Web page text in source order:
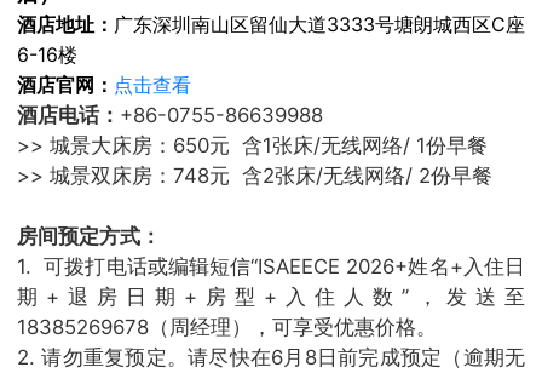
酒店地址： 广东深圳南山区留仙大道3333号塘朗城西区C座
6-16楼
酒店官网： 点击查看
酒店电话： +86-0755-86639988
>> 城景大床房：650元 含1张床/无线网络/ 1份早餐
>> 城景双床房：748元 含2张床/无线网络/ 2份早餐
房间预定方式：
1. 可拨打电话或编辑短信“ISAEECE 2026+姓名+入住日
期+退房日期+房型+入住人数”，发送至
18385269678（周经理），可享受优惠价格。
2. 请勿重复预定。请尽快在6月8日前完成预定（逾期无